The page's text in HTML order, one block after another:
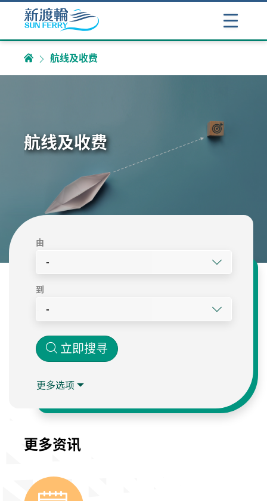
航线及收费
航线及收费
更多选项
由
-
到
-
出发日期
今天
时间
现在
立即搜寻
高速船
更多资讯